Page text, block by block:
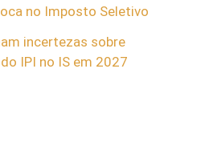
no Imposto Seletivo
incertezas sobre
IPI no IS em 2027